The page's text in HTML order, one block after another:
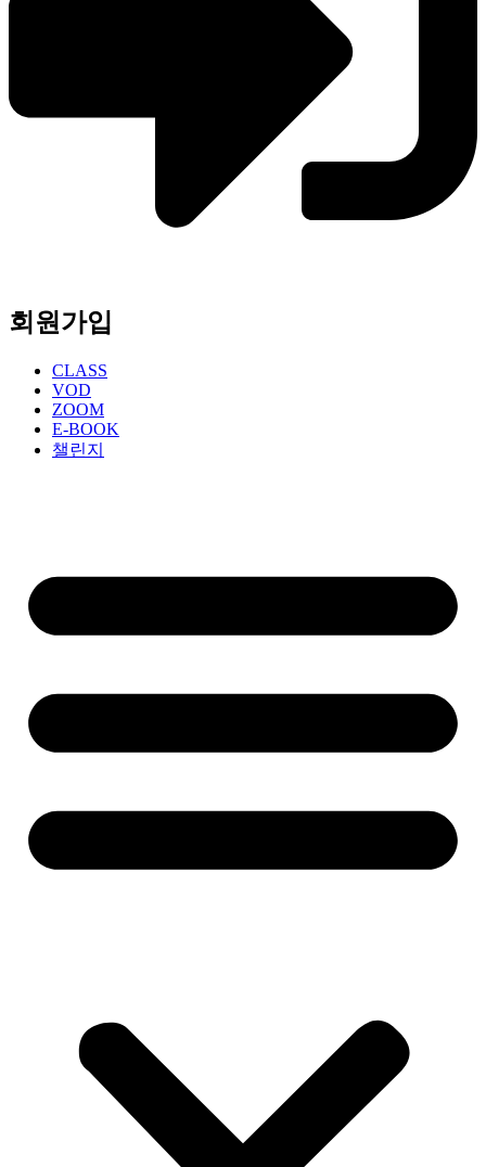
회원가입
CLASS
VOD
ZOOM
E-BOOK
챌린지